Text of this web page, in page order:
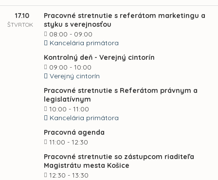
17.10
ŠTVRTOK
Pracovné stretnutie s referátom marketingu a
styku s verejnosťou
08:00 - 09:00
Kancelária primátora
Kontrolný deň - Verejný cintorín
09:00 - 10:00
Verejný cintorín
Pracovné stretnutie s Referátom právnym a
legislatívnym
10:00 - 11:00
Kancelária primátora
Pracovná agenda
11:00 - 12:30
Pracovné stretnutie so zástupcom riaditeľa
Magistrátu mesta Košice
12:30 - 13:30